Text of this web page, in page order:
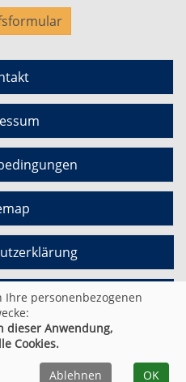
personenbezogenen
dieser Anwendung,
Cookies.
Ablehnen OK